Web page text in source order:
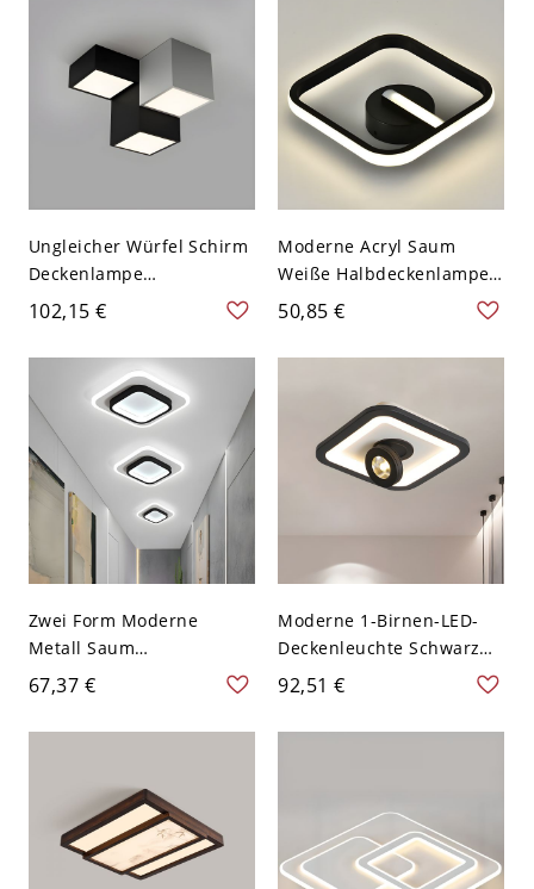
Ungleicher Würfel Schirm
Deckenlampe
Minimalismus Metall
Schwarz-Weiße LED
Deckenleuchte - Schwarz-
weiß 110V-120V 3
Weißlicht
102,15 €
Moderne Acryl Saum
Weiße Halbdeckenlampe
Rund Schwarzer
Baldachin LED 1-Licht
Deckenleuchte - Schwarz
50,85 €
Zwei Form Moderne
Metall Saum
Deckenlampe 2-Stufe
Schwarz-Weiße LED
Deckenleuchte - Schwarz-
67,37 €
Moderne 1-Birnen-LED-
Deckenleuchte Schwarz
Quadratisch Flush Mount
Beleuchtung mit
Acrylschirm, Weißes Licht
92,51 €